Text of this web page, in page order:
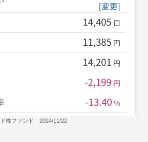
株ファンド 2024/11/22